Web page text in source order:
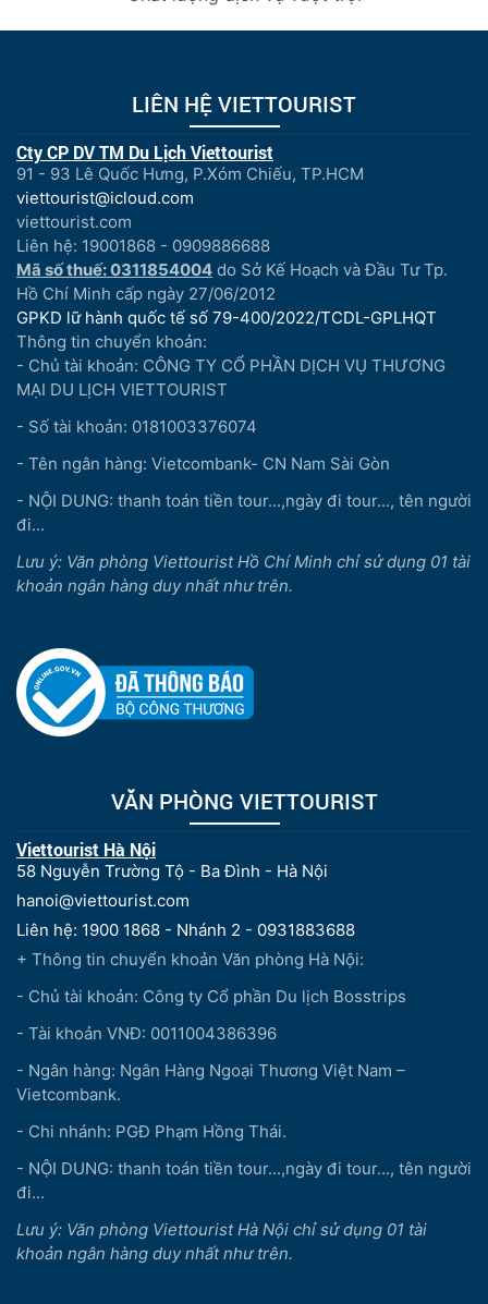
LIÊN HỆ VIETTOURIST
Cty CP DV TM Du Lịch Viettourist
91 - 93 Lê Quốc Hưng, P.Xóm Chiếu, TP.HCM
viettourist@icloud.com
viettourist.com
Liên hệ: 19001868 - 0909886688
Mã số thuế: 0311854004 do Sở Kế Hoạch và Đầu Tư Tp.
Hồ Chí Minh cấp ngày 27/06/2012
GPKD lữ hành quốc tế số 79-400/2022/TCDL-GPLHQT
Thông tin chuyển khoản:
- Chủ tài khoản: CÔNG TY CỔ PHẦN DỊCH VỤ THƯƠNG
MẠI DU LỊCH VIETTOURIST
- Số tài khoản: 0181003376074
- Tên ngân hàng: Vietcombank- CN Nam Sài Gòn
- NỘI DUNG: thanh toán tiền tour...,ngày đi tour..., tên người
đi...
Lưu ý: Văn phòng Viettourist Hồ Chí Minh chỉ sử dụng 01 tài
khoản ngân hàng duy nhất như trên.
VĂN PHÒNG VIETTOURIST
Viettourist Hà Nội
58 Nguyễn Trường Tộ - Ba Đình - Hà Nội
hanoi@viettourist.com
Liên hệ: 1900 1868 - Nhánh 2 - 0931883688
+ Thông tin chuyển khoản Văn phòng Hà Nội:
- Chủ tài khoản: Công ty Cổ phần Du lịch Bosstrips
- Tài khoản VNĐ: 0011004386396
- Ngân hàng: Ngân Hàng Ngoại Thương Việt Nam –
Vietcombank.
- Chi nhánh: PGĐ Phạm Hồng Thái.
- NỘI DUNG: thanh toán tiền tour...,ngày đi tour..., tên người
đi...
Lưu ý: Văn phòng Viettourist Hà Nội chỉ sử dụng 01 tài
khoản ngân hàng duy nhất như trên.